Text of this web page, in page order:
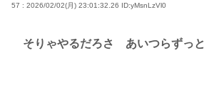
57 : 2026/02/02(月) 23:01:32.26 ID:yMsnLzVl0
そりゃやるだろさ あいつらずっ